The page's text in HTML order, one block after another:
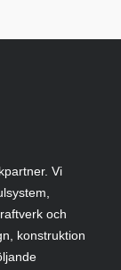
Vi
och
konstruktion